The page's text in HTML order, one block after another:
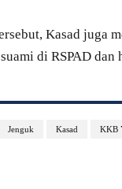
Kasad juga
di RSPAD
Jenguk Kasad KKB